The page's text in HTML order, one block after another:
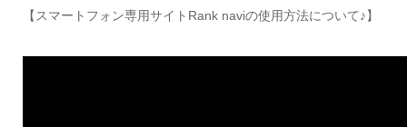
【スマートフォン専用サイトRank naviの使用方法について♪】